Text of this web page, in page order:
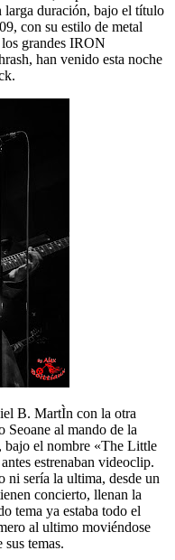
duración, bajo el título
con su estilo de metal
grandes IRON
han venido esta noche
B. MartÌn con la otra
al mando de la
bajo el nombre «The Little
estrenaban videoclip.
ni sería la ultima, desde un
concierto, llenan la
tema ya estaba todo el
al ultimo moviéndose
temas.